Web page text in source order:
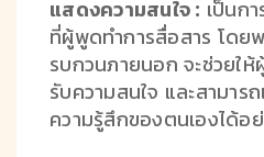
แสดงความสนใจ : เป็นก
ที่ผู้พูดทำการสื่อสาร โดย
รบกวนภายนอก จะช่วยให้
รับความสนใจ และสามาร
ความรู้สึกของตนเองได้อ